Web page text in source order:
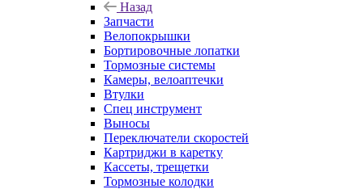
Назад
Запчасти
Велопокрышки
Бортировочные лопатки
Тормозные системы
Камеры, велоаптечки
Втулки
Спец инструмент
Выносы
Переключатели скоростей
Картриджи в каретку
Кассеты, трещетки
Тормозные колодки